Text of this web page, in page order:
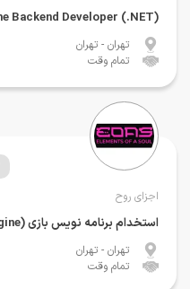
Backend Developer (.NET)
تهران - تهران
تمام وقت
اجزای روح
استخدام برنامه نویس بازی (Unreal Engine)
تهران - تهران
تمام وقت